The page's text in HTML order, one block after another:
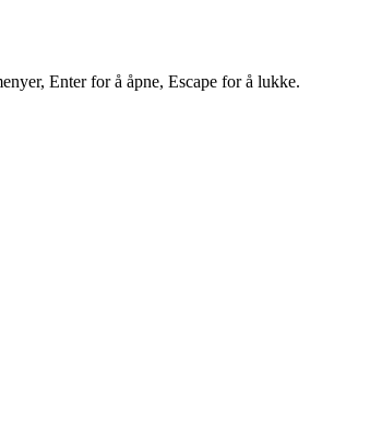
Enter for å åpne, Escape for å lukke.